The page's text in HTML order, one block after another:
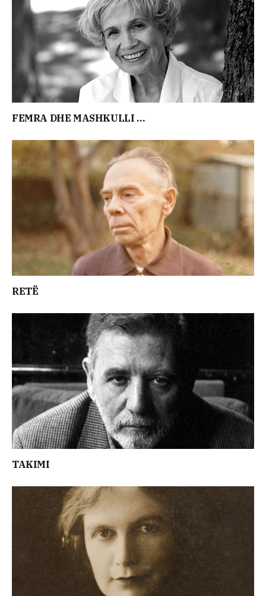
FEMRA DHE MASHKULLI …
RETË
TAKIMI